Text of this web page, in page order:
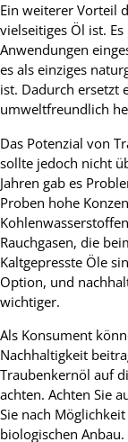
Ein weiterer Vorteil
vielseitiges Öl ist.
Anwendungen
es als einziges
ist. Dadurch ersetzt
umweltfreundlich
Das Potenzial von
sollte jedoch nicht
Jahren gab es
Proben hohe
Rauchgasen, die
Kaltgepresste Öle
Option, und
wichtiger.
Als Konsument
Nachhaltigkeit
Traubenkernöl auf
achten. Achten Sie
Sie nach
biologischen Anbau.